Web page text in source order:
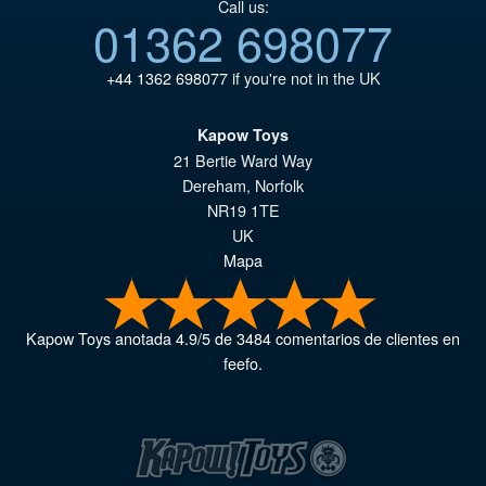
Call us:
01362 698077
+44 1362 698077if you're not in the UK
Kapow Toys
21 Bertie Ward Way
Dereham, Norfolk
NR19 1TE
UK
Mapa
Kapow Toysanotada4.9/5de3484comentarios de clientes en
feefo.